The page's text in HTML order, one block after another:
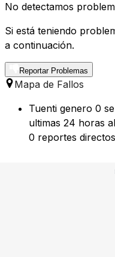
No detectamos
Si está teniendo
a continuación.
Reportar Problemas
Mapa de Fallos
Tuenti genero 0
ultimas 24 horas
0 reportes